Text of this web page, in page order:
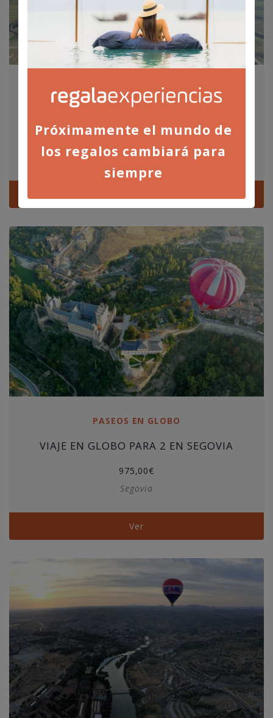
PASEOS EN GLOBO
975,00€
Madrid
PASEOS EN GLOBO
VIAJE EN GLOBO PARA 2 EN SEGOVIA
975,00€
Segovia
Ver
Próximamente el mundo de
los regalos cambiará para
siempre